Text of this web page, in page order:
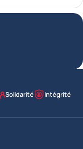
Solidarité Intégrité